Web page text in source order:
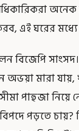
অনেক
ঘরের মধ্যে
বিজেপি
মারা
পাহুজা
পড়তে চায়?